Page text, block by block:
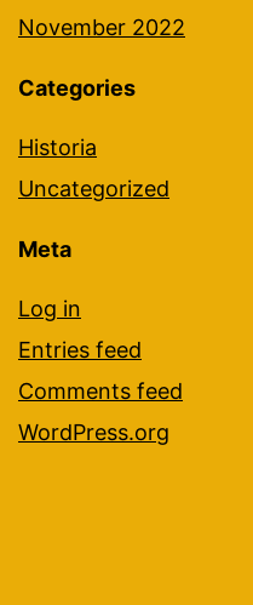
November 2022
Categories
Historia
Uncategorized
Meta
Log in
Entries feed
Comments feed
WordPress.org